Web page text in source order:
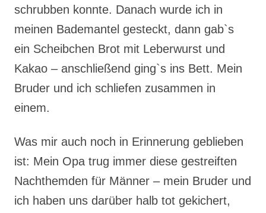
schrubben konnte. Danach wurde ich in
meinen Bademantel gesteckt, dann gab`s
ein Scheibchen Brot mit Leberwurst und
Kakao – anschließend ging`s ins Bett. Mein
Bruder und ich schliefen zusammen in
einem.
Was mir auch noch in Erinnerung geblieben
ist: Mein Opa trug immer diese gestreiften
Nachthemden für Männer – mein Bruder und
ich haben uns darüber halb tot gekichert,